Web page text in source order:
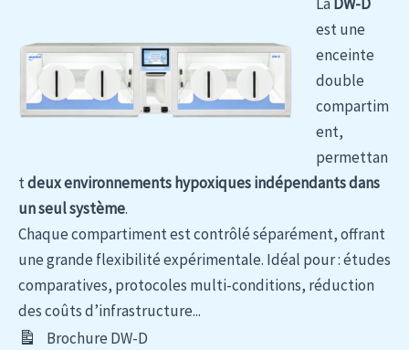
La DW-D
est une
enceinte
double
compartim
ent,
permettan
tdeux environnements hypoxiques indépendants dans
un seul système.
Chaque compartiment est contrôlé séparément, offrant
une grande flexibilité expérimentale. Idéal pour : études
comparatives, protocoles multi-conditions, réduction
des coûts d’infrastructure...
Brochure DW-D